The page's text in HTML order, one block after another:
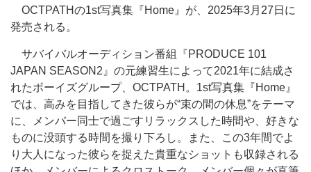
OCTPATHの1st写真集『Home』が、2025年3月27日に
発売される。
サバイバルオーディション番組『PRODUCE 101
JAPAN SEASON2』の元練習生によって2021年に結成さ
れたボーイズグループ、OCTPATH。1st写真集『Home』
では、高みを目指してきた彼らが“束の間の休息”をテーマ
に、メンバー同士で過ごすリラックスした時間や、好きな
ものに没頭する時間を撮り下ろし。また、この3年間でよ
り大人になった彼らを捉えた貴重なショットも収録される